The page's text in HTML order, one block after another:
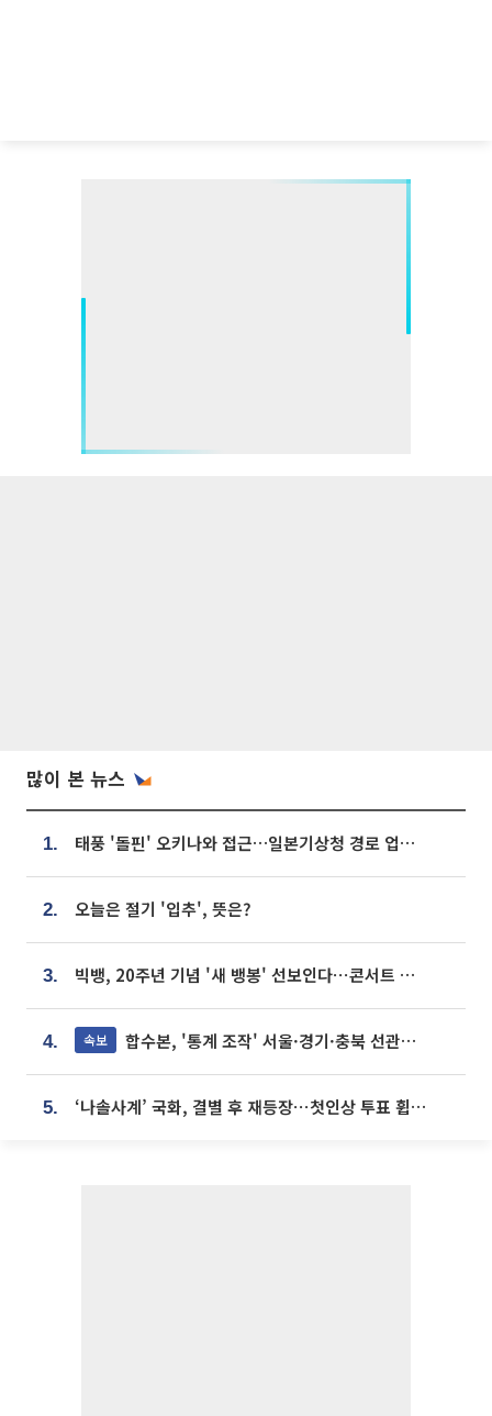
많이 본 뉴스
1. 태풍 '돌핀' 오키나와 접근…일본기상청 경로 업데이트
2. 오늘은 절기 '입추', 뜻은?
3. 빅뱅, 20주년 기념 '새 뱅봉' 선보인다⋯콘서트 앞두고 팝업 개최
4. 속보 합수본, '통계 조작' 서울·경기·충북 선관위 등 추가 압수수색
5. ‘나솔사계’ 국화, 결별 후 재등장⋯첫인상 투표 휩쓸고 ‘인기녀’ 등극